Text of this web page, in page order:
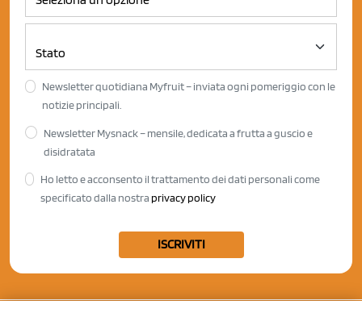
Newsletter quotidiana Myfruit – inviata ogni pomeriggio con le
notizie principali.
Newsletter Mysnack – mensile, dedicata a frutta a guscio e
disidratata
Ho letto e acconsento il trattamento dei dati personali come
specificato dalla nostra privacy policy
ISCRIVITI